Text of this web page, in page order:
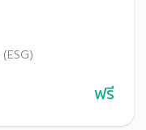
ไป
ฟรี